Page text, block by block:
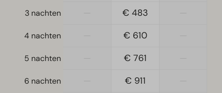
Slaapkamer(s) beneden: 2
Toegankelijkheid
Wellness
3 nachten € 483
4 nachten € 610
5 nachten € 761
6 nachten € 911